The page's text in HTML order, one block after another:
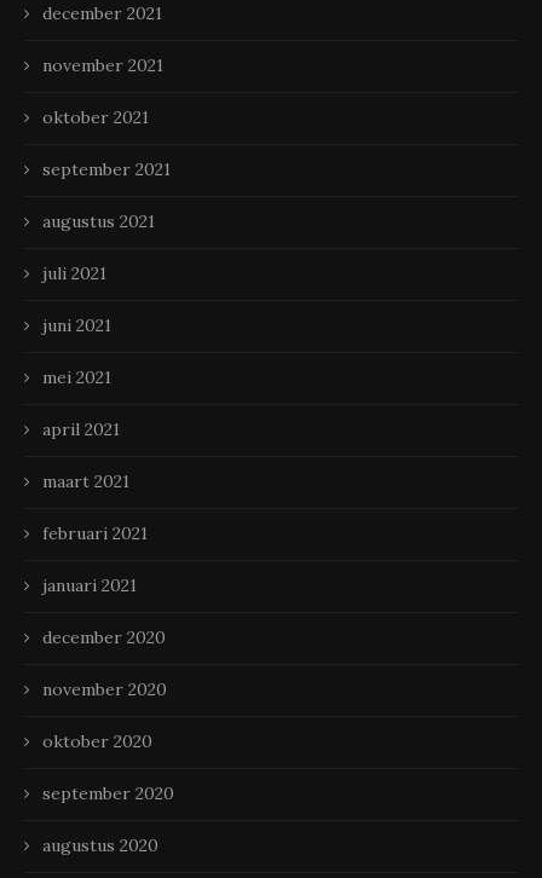
december 2021
november 2021
oktober 2021
september 2021
augustus 2021
juli 2021
juni 2021
mei 2021
april 2021
maart 2021
februari 2021
januari 2021
december 2020
november 2020
oktober 2020
september 2020
augustus 2020